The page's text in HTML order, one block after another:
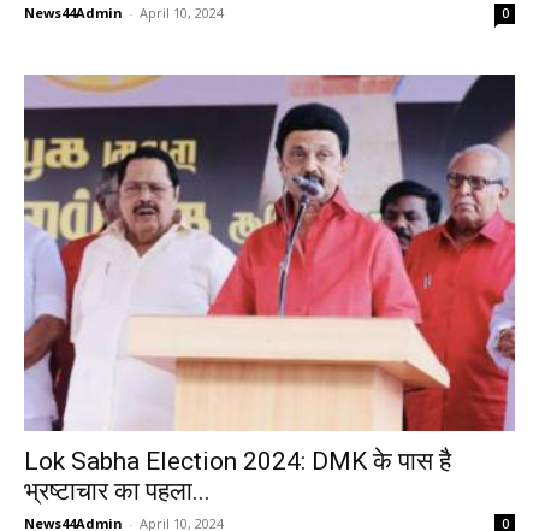
News44Admin - April 10, 2024 0
Lok Sabha Election 2024: DMK के पास है
भ्रष्टाचार का पहला...
News44Admin - April 10, 2024 0